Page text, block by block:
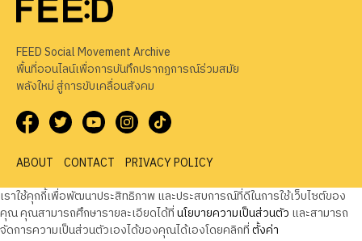
FEED Social Movement Archive
พื้นที่ออนไลน์เพื่อการบันทึกปรากฏการณ์ร่วมสมัย
พลังใหม่ สู่การขับเคลื่อนสังคม
ABOUT CONTACT
PRIVACY POLICY
เราใช้คุกกี้เพื่อพัฒนาประสิทธิภาพ และประสบการณ์ที่ดีในการใช้เว็บไซต์ของ
คุณ คุณสามารถศึกษารายละเอียดได้ที่นโยบายความเป็นส่วนตัว และสามารถ
จัดการความเป็นส่วนตัวเองได้ของคุณได้เองโดยคลิกที่ตั้งค่า